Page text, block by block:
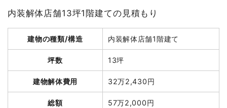
室内残置物撤去
6台 36,000円
諸経費
242,000円
小計
2,300,000円
内装解体店舗13坪1階建ての見積もり
建物の種類/構造 内装解体店舗1階建て
坪数 13坪
建物解体費用 32万2,430円
総額 57万2,000円